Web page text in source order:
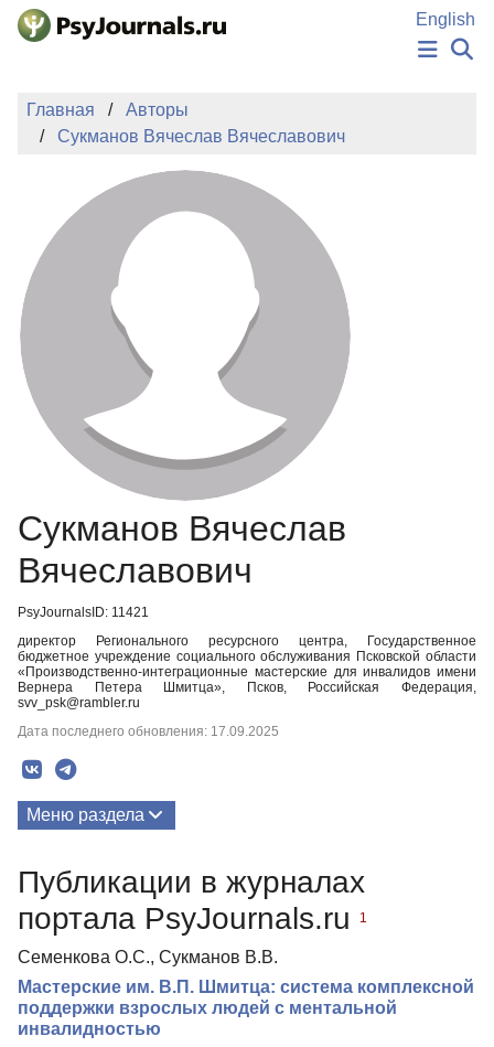
Перейти к основному содержанию
English
ИЗДАНИЯ
ПОДАТЬ РУКОПИСЬ
БАЗА ЗНАНИЙ
КЛЮЧЕВЫЕ СЛОВА
Регистрация
Главная
Авторы
Сукманов Вячеслав Вячеславович
Сукманов Вячеслав
Вячеславович
PsyJournalsID: 11421
директор Регионального ресурсного центра, Государственное
бюджетное учреждение социального обслуживания Псковской области
«Производственно-интеграционные мастерские для инвалидов имени
Вернера Петера Шмитца», Псков, Российская Федерация,
svv_psk@rambler.ru
Дата последнего обновления: 17.09.2025
Меню раздела
Публикации в журналах
портала PsyJournals.ru
1
Семенкова О.С., Сукманов В.В.
Мастерские им. В.П. Шмитца: система комплексной
поддержки взрослых людей с ментальной
инвалидностью